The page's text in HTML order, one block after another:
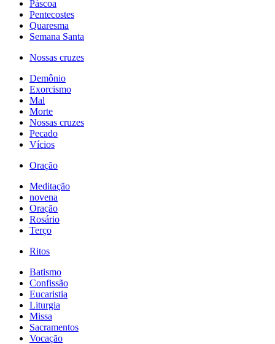
Páscoa
Pentecostes
Quaresma
Semana Santa
Nossas cruzes
Demônio
Exorcismo
Mal
Morte
Nossas cruzes
Pecado
Vícios
Oração
Meditação
novena
Oração
Rosário
Terço
Ritos
Batismo
Confissão
Eucaristia
Liturgia
Missa
Sacramentos
Vocação